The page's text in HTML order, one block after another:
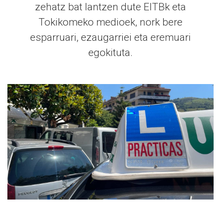
zehatz bat lantzen dute EITBk eta
Tokikomeko medioek, nork bere
esparruari, ezaugarriei eta eremuari
egokituta.